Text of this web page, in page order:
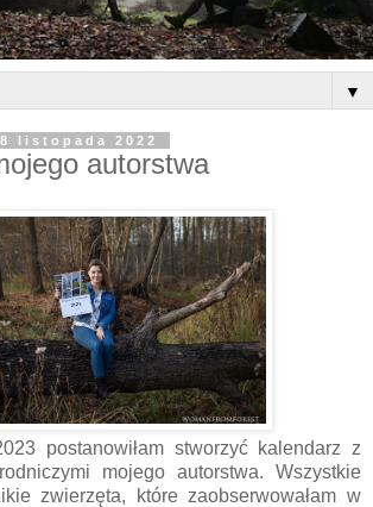
▼
listopada 2022
autorstwa
postanowiłam stworzyć kalendarz z
mojego autorstwa. Wszystkie
zwierzęta, które zaobserwowałam w